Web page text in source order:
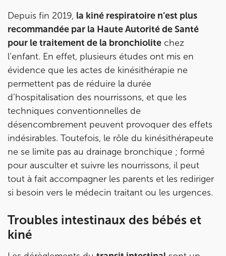
Depuis fin 2019, la kiné respiratoire n’est plus
recommandée par la Haute Autorité de Santé
pour le traitement de la bronchiolite chez
l’enfant. En effet, plusieurs études ont mis en
évidence que les actes de kinésithérapie ne
permettent pas de réduire la durée
d’hospitalisation des nourrissons, et que les
techniques conventionnelles de
désencombrement peuvent provoquer des effets
indésirables. Toutefois, le rôle du kinésithérapeute
ne se limite pas au drainage bronchique ; formé
pour ausculter et suivre les nourrissons, il peut
tout à fait accompagner les parents et les rediriger
si besoin vers le médecin traitant ou les urgences.
Troubles intestinaux des bébés et
kiné
01 42 84 06 95
Prenez RDV sur
Prenez RDV sur
IK BOULOGNE
3 Av. André Morizet 92100 Boulogne-
Billancourt
3 Av. André Morizet 92100 Boulogne-Billancourt
01 48 25 34 79
Prenez RDV sur
Prenez RDV sur
380 Av. de la Division Leclerc 92290
380 Av. de la Division Leclerc 92290 Châtenay-
01 43 50 05 24